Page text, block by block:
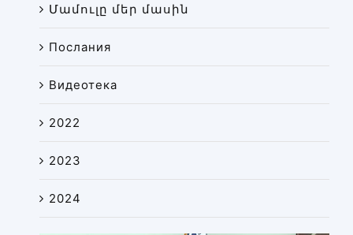
Մամուլը մեր մասին
Послания
Видеотека
2022
2023
2024